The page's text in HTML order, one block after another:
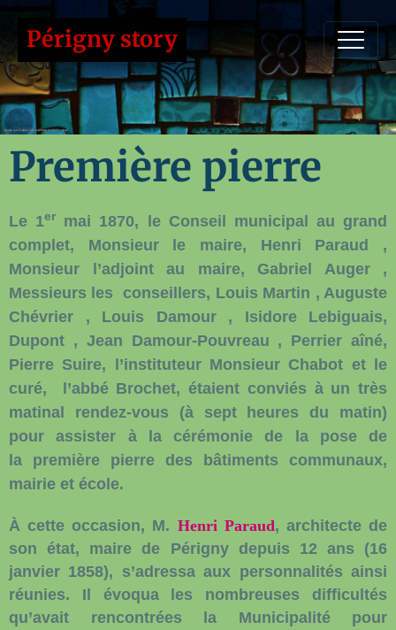
Périgny story
Première pierre
Le 1er
mai 1870, le Conseil municipal au grand
complet, Monsieur le maire, Henri Paraud ,
Monsieur l’adjoint au maire, Gabriel Auger ,
Messieurs les
conseillers, Louis Martin , Auguste
Chévrier , Louis Damour , Isidore Lebiguais,
Dupont , Jean Damour-Pouvreau , Perrier aîné,
Pierre Suire, l’instituteur Monsieur Chabot et le
curé, l’abbé Brochet, étaient conviés à un très
matinal rendez-vous (à sept heures du matin)
pour assister à la cérémonie de la pose de
la première pierre des bâtiments communaux,
mairie et école.
À cette occasion, M. Henri Paraud, architecte de
son état, maire de Périgny depuis 12 ans (16
janvier 1858), s’adressa aux personnalités ainsi
réunies. Il évoqua les nombreuses difficultés
qu’avait rencontrées la Municipalité pour